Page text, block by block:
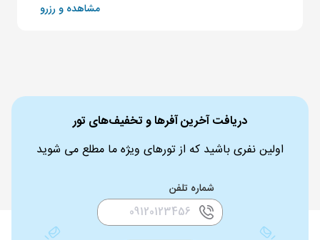
مشاهده و رزرو
دریافت آخرین آفرها و تخفیف‌های تور
اولین نفری باشید که از تورهای ویژه ما مطلع می شوید
شماره تلفن